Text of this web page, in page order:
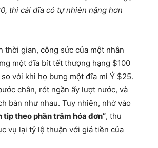
thì cái đĩa có tự nhiên nặng hơn
thời gian, công sức của một nhân
một đĩa bít tết thượng hạng $100
với khi họ bưng một đĩa mì Ý $25.
chân, rót ngần ấy lượt nước, và
bàn như nhau. Tuy nhiên, nhờ vào
tip theo phần trăm hóa đơn”, thu
vụ lại tỷ lệ thuận với giá tiền của